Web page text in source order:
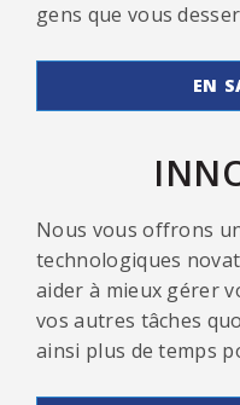
gens que vous
EN
Nous vous offrons
technologiques
aider à mieux gérer
vos autres tâches
ainsi plus de temps